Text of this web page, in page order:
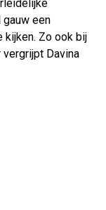
gauw een
kijken. Zo ook bij
Davina